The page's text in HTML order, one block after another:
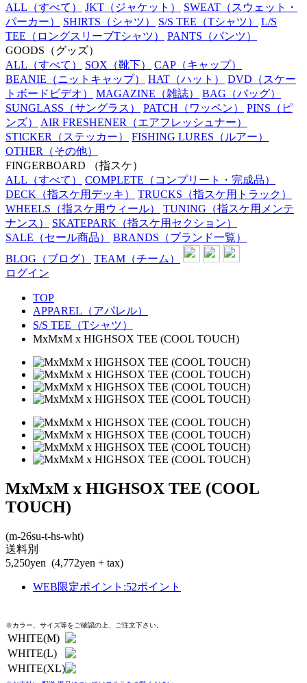
ALL （すべて） JKT （ジャケット） SWEAT （スウェット・
パーカー）
SHIRTS （シャツ） S/S TEE （Tシャツ）
L/S
TEE （ロングスリーブTシャツ） PANTS （パンツ）
GOODS （グッズ）
ALL （すべて） SOX （靴下） CAP （キャップ）
BEANIE （ニットキャップ） HAT （ハット） DVD （スケー
トボードビデオ）
MAGAZINE （雑誌） BAG （バッグ）
SUNGLASS （サングラス） PATCH （ワッペン） PINS （ピ
ンズ）
AIR FRESHENER （エアフレッシュナー）
STICKER （ステッカー） FISHING LURES （ルアー）
OTHER （その他）
FINGERBOARD
（指スケ）
ALL （すべて） COMPLETE （コンプリート・完成品）
DECK （指スケ用デッキ） TRUCKS （指スケ用トラック）
WHEELS （指スケ用ウィール） TUNING （指スケ用メンテ
ナンス）
SKATEPARK （指スケ用セクション）
SALE （セール商品） BRANDS （ブランド一覧）
BLOG （ブログ） TEAM （チーム）
ログイン
TOP
APPAREL（アパレル）
S/S TEE（Tシャツ）
MxMxM x HIGHSOX TEE (COOL TOUCH)
MxMxM x HIGHSOX TEE (COOL
TOUCH)
(m-26su-t-hs-wht)
送料別
5,250yen (4,772yen + tax)
WEB限定ポイント :52ポイント
※カラー、サイズ等をご確認の上、ご注文下さい。
WHITE(M)
WHITE(L)
WHITE(XL)